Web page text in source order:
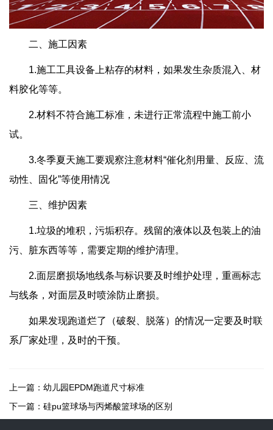
二、施工因素
1.施工工具设备上粘存的材料，如果发生杂质混入、材
料胶化等等。
2.材料不符合施工标准，未进行正常流程中施工前小
试。
3.冬季夏天施工要观察注意材料“催化剂用量、反应、流
动性、固化”等使用情况
三、维护因素
1.垃圾的堆积，污垢积存。残留的液体以及包装上的油
污、脏东西等等，需要定期的维护清理。
2.面层磨损场地线条与标识要及时维护处理，重画标志
与线条，对面层及时喷涂防止磨损。
如果发现跑道烂了（破裂、脱落）的情况一定要及时联
系厂家处理，及时的干预。
上一篇： 幼儿园EPDM跑道尺寸标准
下一篇： 硅pu篮球场与丙烯酸篮球场的区别